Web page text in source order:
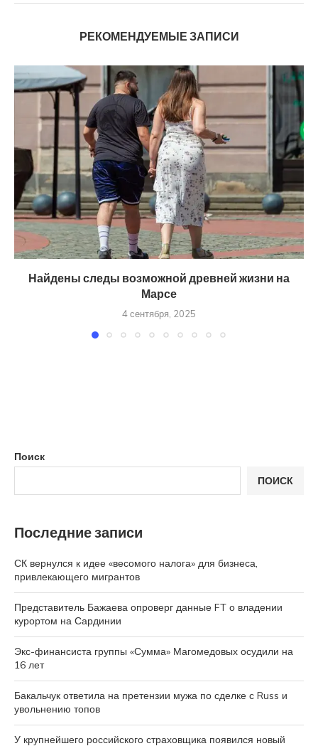
РЕКОМЕНДУЕМЫЕ ЗАПИСИ
Найдены следы возможной древней жизни на
Марсе
4 сентября, 2025
Поиск
ПОИСК
Последние записи
СК вернулся к идее «весомого налога» для бизнеса,
привлекающего мигрантов
Представитель Бажаева опроверг данные FT о владении
курортом на Сардинии
Экс-финансиста группы «Сумма» Магомедовых осудили на
16 лет
Бакальчук ответила на претензии мужа по сделке с Russ и
увольнению топов
У крупнейшего российского страховщика появился новый